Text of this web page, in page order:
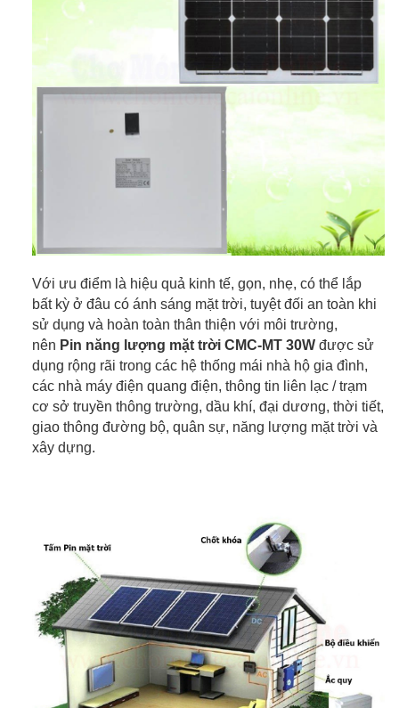
Với ưu điểm là hiệu quả kinh tế, gọn, nhẹ, có thể lắp
bất kỳ ở đâu có ánh sáng mặt trời, tuyệt đối an toàn khi
sử dụng và hoàn toàn thân thiện với môi trường,
nên Pin năng lượng mặt trời CMC-MT 30W được sử
dụng rộng rãi trong các hệ thống mái nhà hộ gia đình,
các nhà máy điện quang điện, thông tin liên lạc / trạm
cơ sở truyền thông trường, dầu khí, đại dương, thời tiết,
giao thông đường bộ, quân sự, năng lượng mặt trời và
xây dựng.